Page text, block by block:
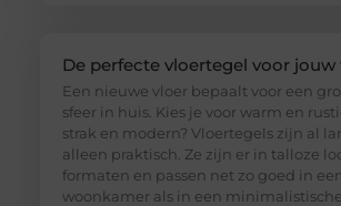
De perfecte vloertegel voor
Een nieuwe vloer bepaalt voor een
sfeer in huis. Kies je voor warm en
strak en modern? Vloertegels zijn al
alleen praktisch. Ze zijn er in talloze
formaten en passen net zo goed in
woonkamer als in een